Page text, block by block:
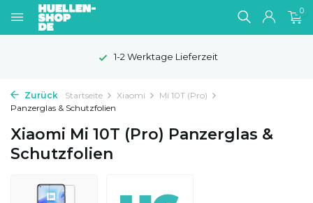
0
1-2 Werktage Lieferzeit
Zurück Startseite Xiaomi
Mi 10T (Pro)
Panzerglas & Schutzfolien
Xiaomi Mi 10T (Pro) Panzerglas &
Schutzfolien